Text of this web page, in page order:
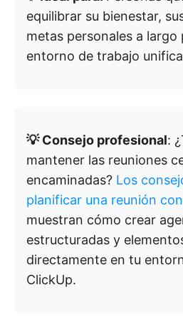
equilibrar su bienestar,
metas personales a largo
entorno de trabajo
💡 Consejo profesional:
mantener las reuniones
encaminadas? Los
planificar una reunión
muestran cómo crear
estructuradas y
directamente en tu
ClickUp.